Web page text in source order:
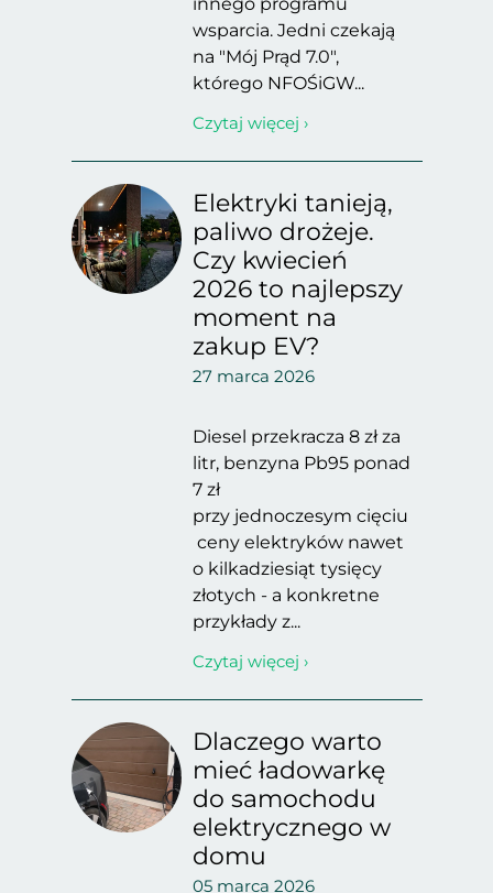
wsparcia. Jedni czekają
na "Mój Prąd 7.0",
którego NFOŚiGW...
Czytaj więcej ›
Elektryki tanieją,
paliwo drożeje.
Czy kwiecień
2026 to najlepszy
moment na
zakup EV?
27 marca 2026
Diesel przekracza 8 zł za
litr, benzyna Pb95 ponad
7 zł
przy jednoczesym cięciu
ceny elektryków nawet
o kilkadziesiąt tysięcy
złotych - a konkretne
przykłady z...
Czytaj więcej ›
Dlaczego warto
mieć ładowarkę
do samochodu
elektrycznego w
domu
05 marca 2026